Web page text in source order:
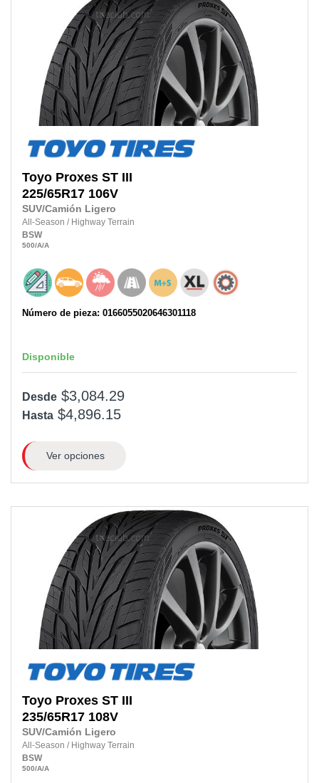
Toyo Proxes ST III
225/65R17 106V
SUV/Camión Ligero
All-Season / Highway Terrain
BSW
500/A/A
Número de pieza: 0166055020646301118
Disponible
Desde $3,084.29
Hasta $4,896.15
Ver opciones
Toyo Proxes ST III
235/65R17 108V
SUV/Camión Ligero
All-Season / Highway Terrain
BSW
500/A/A